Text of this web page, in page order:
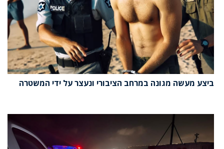
ביצע מעשה מגונה במרחב הציבורי ונעצר על ידי המשטרה